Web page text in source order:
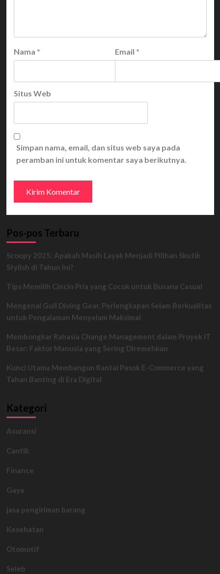
Nama * Email *
Situs Web
Simpan nama, email, dan situs web saya pada
peramban ini untuk komentar saya berikutnya.
Pos-pos Terbaru
Scoopy 2025: Apakah Masih Layak Menjadi Pilihan Skutik
Stylish di Tahun Ini?
Tips Memilih Cincin Pria yang Cocok untuk Busana Casual
Mengenal Gull Diving Gear, Perlengkapan Selam Berkualitas
untuk Pengalaman Menyelam Maksimal
Membongkar Rahasia Change Management dalam Proyek IT
Besar: Faktor Manusia yang Sering Diremehkan
Kunci Utama Membangun Rantai Pasok E-Commerce yang
Tahan Banting di Era Digital
Kategori
Asuransi
Cantik
Finance
Gaya
jasa pengiriman barang
Kesehatan
Otomotif
Seleb